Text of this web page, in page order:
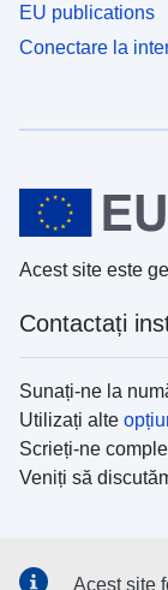
EU publications
Conectare la
Acest site este
Contactați
Sunați-ne la
Utilizați alte
Scrieți-ne
Veniți să
Acest site